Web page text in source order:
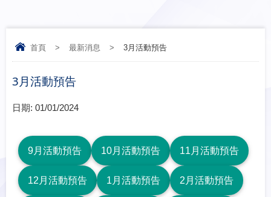
首頁 > 最新消息 > 3月活動預告
3月活動預告
日期: 01/01/2024
9月活動預告 10月活動預告 11月活動預告
12月活動預告 1月活動預告 2月活動預告